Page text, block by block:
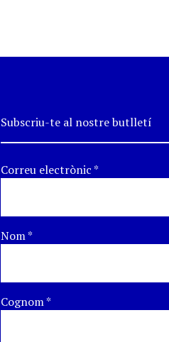
Subscriu-te al nostre butlletí
Correu electrònic*
Nom*
Cognom*